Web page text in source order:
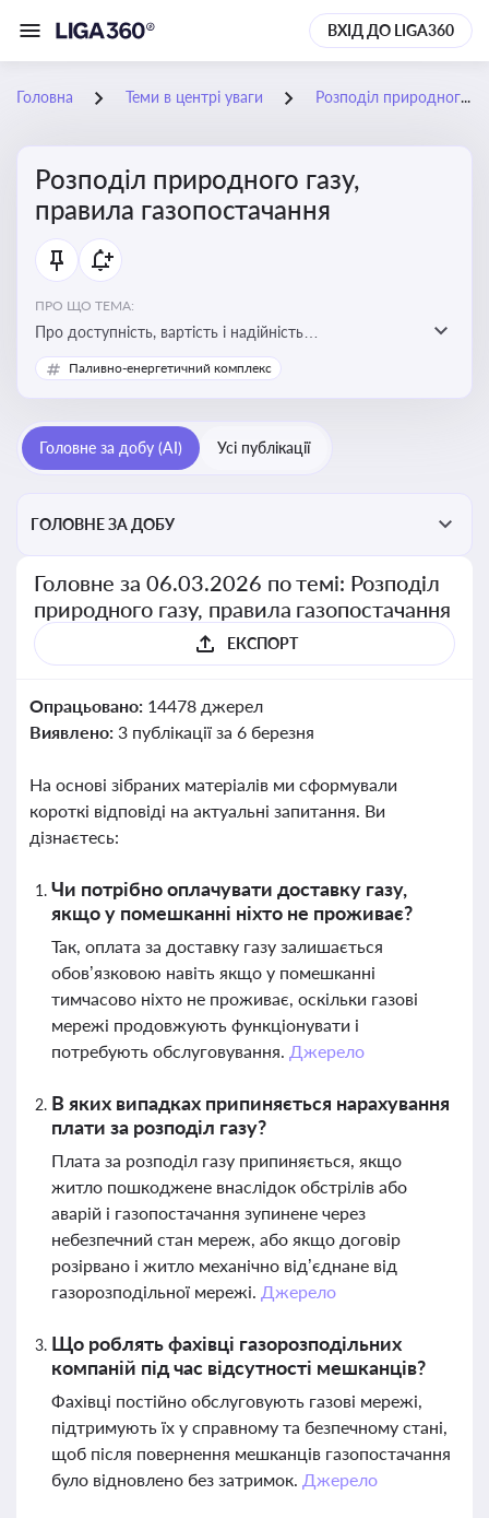
ВХІД ДО LIGA360
Головна Теми в центрі уваги Розподіл природного газу, правила газопостачання
Розподіл природного газу,
правила газопостачання
ПРО ЩО ТЕМА:
Про доступність, вартість і надійність
енергопостачання для бізнесу та вплив на економічну
стабільність
Паливно-енергетичний комплекс
Головне за добу (AI) Усі публікації
ГОЛОВНЕ ЗА ДОБУ
Головне за 06.03.2026 по темі: Розподіл
природного газу, правила газопостачання
ЕКСПОРТ
Опрацьовано: 14478 джерел
Виявлено: 3 публікації за 6 березня
На основі зібраних матеріалів ми сформували
короткі відповіді на актуальні запитання. Ви
дізнаєтесь:
Чи потрібно оплачувати доставку газу,
якщо у помешканні ніхто не проживає?
Так, оплата за доставку газу залишається
обов’язковою навіть якщо у помешканні
тимчасово ніхто не проживає, оскільки газові
мережі продовжують функціонувати і
потребують обслуговування. Джерело
В яких випадках припиняється нарахування
плати за розподіл газу?
Плата за розподіл газу припиняється, якщо
житло пошкоджене внаслідок обстрілів або
аварій і газопостачання зупинене через
небезпечний стан мереж, або якщо договір
розірвано і житло механічно від’єднане від
газорозподільної мережі. Джерело
Що роблять фахівці газорозподільних
компаній під час відсутності мешканців?
Фахівці постійно обслуговують газові мережі,
підтримують їх у справному та безпечному стані,
щоб після повернення мешканців газопостачання
було відновлено без затримок. Джерело